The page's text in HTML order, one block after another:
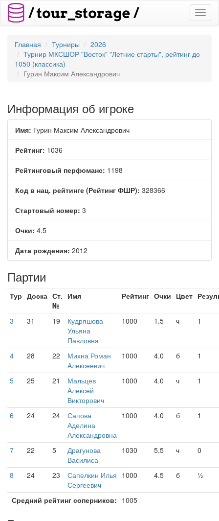
Главная Турниры
2026
Турнир МКСШОР "Восток" "Летние старты", рейтинг до
1050 (классика)
Гурин Максим Александрович
Информация об игроке
Имя: Гурин Максим Александрович
Рейтинг: 1036
Рейтинговый перфоманс: 1198
Код в нац. рейтинге (Рейтинг ФШР): 328366
Стартовый номер: 3
Очки: 4.5
Дата рождения: 2012
Партии
Тур Доска Ст.
№
Имя Рейтинг Очки Цвет
3 31 19
Кудряшова
Ульяна
Павловна
1000 1.5 ч 1
4 28 22
Михна Роман
Алексеевич
1000 4.0 б 1
5 25 21
Мальцев
Алексей
Викторович
1000 4.0 ч 1
6 24 24
Сапова
Аделина
Александровна
1000 4.0 б 1
7 22 5
Драгунова
Василиса
1030 5.5 ч 0
8 24 23
Сапелкин Илья
Сергеевич
1000 4.5 б ½
Средний рейтинг соперников: 1005